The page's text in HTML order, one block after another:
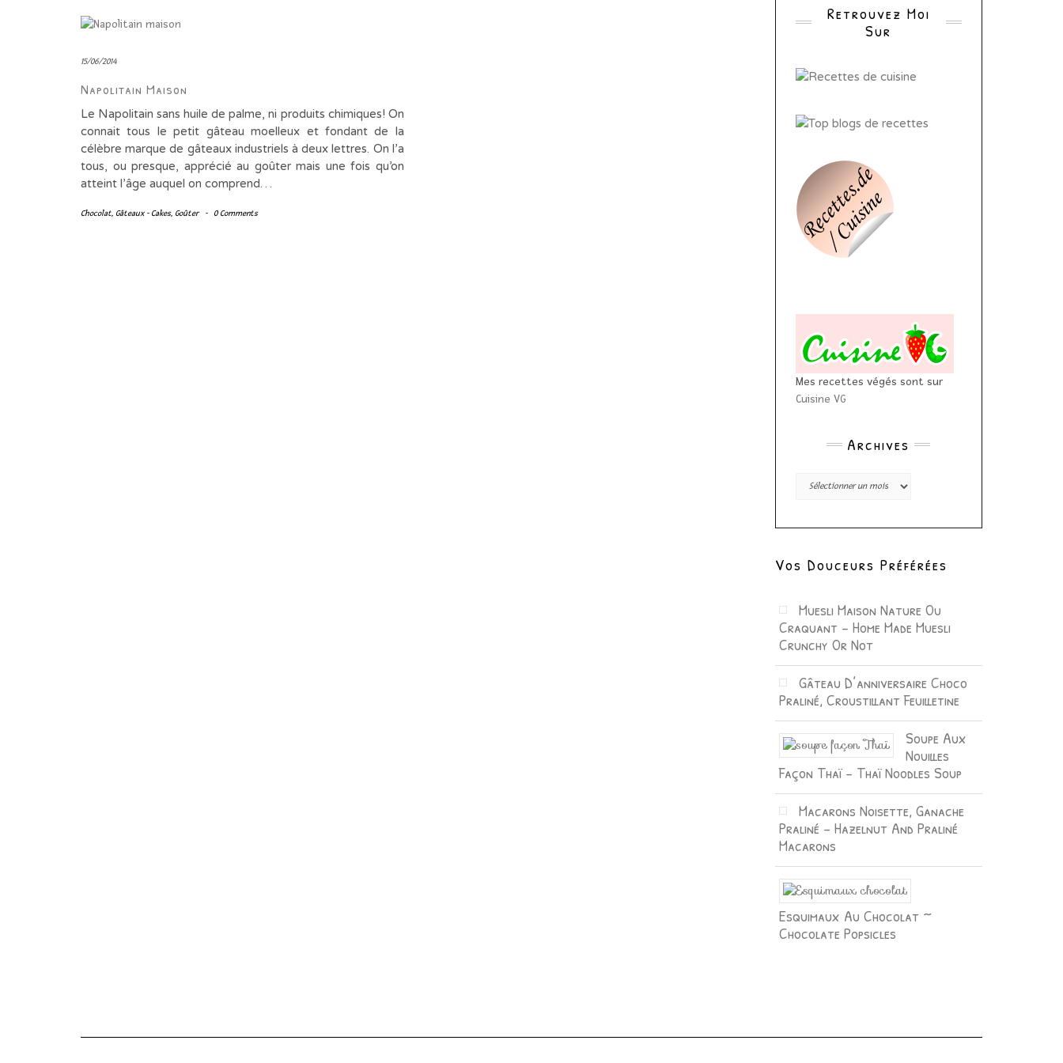
15/06/2014
Napolitain Maison
Le Napolitain sans huile de palme, ni produits chimiques! On
connait tous le petit gâteau moelleux et fondant de la
célèbre marque de gâteaux industriels à deux lettres. On l’a
tous, ou presque, apprécié au goûter mais une fois qu’on
atteint l’âge auquel on comprend…
Chocolat, Gâteaux - Cakes, Goûter - 0 Comments
Retrouvez Moi
Sur
Mes recettes végés sont sur
Cuisine VG
Archives
Archives
Vos Douceurs Préférées
Muesli Maison Nature Ou
Craquant – Home Made Muesli
Crunchy Or Not
Gâteau D’anniversaire Choco
Praliné, Croustillant Feuilletine
Soupe Aux
Nouilles
Façon Thaï – Thaï Noodles Soup
Macarons Noisette, Ganache
Praliné – Hazelnut And Praliné
Macarons
Esquimaux Au Chocolat ~
Chocolate Popsicles